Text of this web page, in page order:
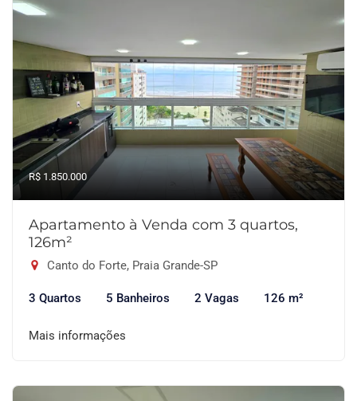
R$ 1.850.000
Apartamento à Venda com 3 quartos,
126m²
Canto do Forte, Praia Grande-SP
3 Quartos 5 Banheiros 2 Vagas 126 m²
Mais informações